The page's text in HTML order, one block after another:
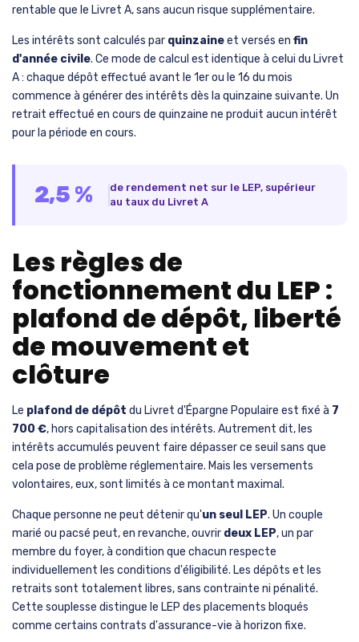
rentable que le Livret A, sans aucun risque supplémentaire.
Les intérêts sont calculés par quinzaineet versés en fin
d'année civile. Ce mode de calcul est identique à celui du Livret
A : chaque dépôt effectué avant le 1er ou le 16 du mois
commence à générer des intérêts dès la quinzaine suivante. Un
retrait effectué en cours de quinzaine ne produit aucun intérêt
pour la période en cours.
2,5 %
de rendement net sur le LEP, supérieur
au taux du Livret A
Les règles de
fonctionnement du LEP :
plafond de dépôt, liberté
de mouvement et
clôture
Le plafond de dépôt du Livret d'Épargne Populaire est fixé à 7
700 €, hors capitalisation des intérêts. Autrement dit, les
intérêts accumulés peuvent faire dépasser ce seuil sans que
cela pose de problème réglementaire. Mais les versements
volontaires, eux, sont limités à ce montant maximal.
Chaque personne ne peut détenir qu'un seul LEP. Un couple
marié ou pacsé peut, en revanche, ouvrir deux LEP, un par
membre du foyer, à condition que chacun respecte
individuellement les conditions d'éligibilité. Les dépôts et les
retraits sont totalement libres, sans contrainte ni pénalité.
Cette souplesse distingue le LEP des placements bloqués
comme certains contrats d'assurance-vie à horizon fixe.